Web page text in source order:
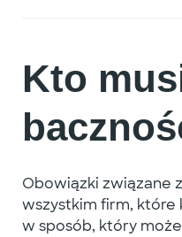
Kto
Obowiązki związane
wszystkim firm, które
w sposób, który